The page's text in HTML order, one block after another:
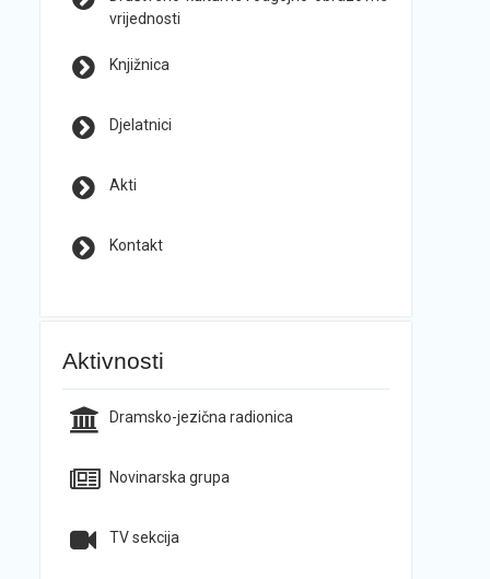
vrijednosti
Knjižnica
Djelatnici
Akti
Kontakt
Aktivnosti
Dramsko-jezična radionica
Novinarska grupa
TV sekcija